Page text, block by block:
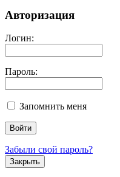
Авторизация
Логин:
Пароль:
Запомнить меня
Забыли свой пароль?
Закрыть